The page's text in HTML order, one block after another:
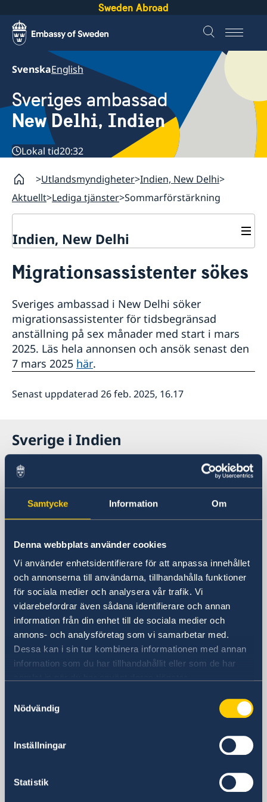
Samtycke Information Om
Denna webbplats använder cookies
Vi använder enhetsidentifierare för att anpassa innehållet
och annonserna till användarna, tillhandahålla funktioner
för sociala medier och analysera vår trafik. Vi
vidarebefordrar även sådana identifierare och annan
information från din enhet till de sociala medier och
annons- och analysföretag som vi samarbetar med.
Dessa kan i sin tur kombinera informationen med annan
information som du har tillhandahållit eller som de har
Nödvändig
Inställningar
Statistik
Sweden Abroad
SvenskaEnglish
Sveriges ambassad
New Delhi, Indien
Lokal tid20:32
Utlandsmyndigheter Indien, New Delhi
Aktuellt Lediga tjänster Sommarförstärkning
Indien, New Delhi
Om oss
GDPR
Vi är en resurs för svenska företag
Team Sweden
Så kan du få stöd
Svenska företag i Indien
Svenska företag i Bhutan, Maldiverna, Nepal och Sri
Anmäl handelshinder
Aktuellt
Nyheter
Lediga tjänster
Sommarförstärkning
Migrationsassistenter sökes
Sveriges ambassad i New Delhi söker
migrationsassistenter för tidsbegränsad
anställning på sex månader med start i mars
2025. Läs hela annonsen och ansök senast den
7 mars 2025 här.
Senast uppdaterad 26 feb. 2025, 16.17
Sverige i Indien
Sveriges ambassad
Besöksadress
4-5 Nyaya Marg
New Delhi, 110 021
Postadress
4-5 Nyaya Marg
Chanakyapuri
New Delhi, 110 021
Telefonnummer
Ambassadens växel
+91 11 4419 7100
Migration
Fax
E-postadress
Migration och viseringsfrågor